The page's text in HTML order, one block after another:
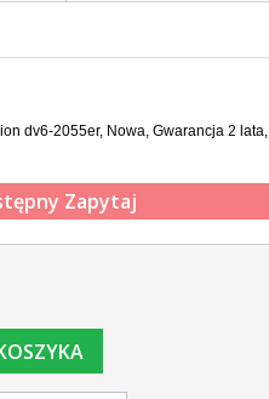
dv6-2055er, Nowa, Gwarancja 2 lata,
Zapytaj